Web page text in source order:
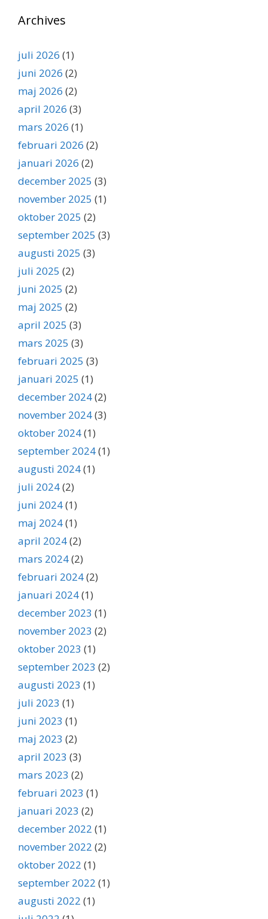
Archives
juli 2026 (1)
juni 2026 (2)
maj 2026 (2)
april 2026 (3)
mars 2026 (1)
februari 2026 (2)
januari 2026 (2)
december 2025 (3)
november 2025 (1)
oktober 2025 (2)
september 2025 (3)
augusti 2025 (3)
juli 2025 (2)
juni 2025 (2)
maj 2025 (2)
april 2025 (3)
mars 2025 (3)
februari 2025 (3)
januari 2025 (1)
december 2024(2)
november 2024(3)
oktober 2024(1)
september 2024(1)
augusti 2024(1)
juli 2024(2)
juni 2024(1)
maj 2024(1)
april 2024(2)
mars 2024(2)
februari 2024(2)
januari 2024(1)
december 2023 (1)
november 2023 (2)
oktober 2023 (1)
september 2023 (2)
augusti 2023 (1)
juli 2023 (1)
juni 2023 (1)
maj 2023 (2)
april 2023 (3)
mars 2023 (2)
februari 2023 (1)
januari 2023 (2)
december 2022 (1)
november 2022 (2)
oktober 2022 (1)
september 2022 (1)
augusti 2022 (1)